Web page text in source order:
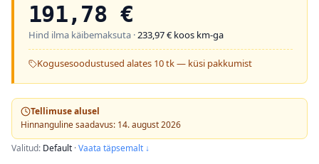
191,78 €
Hind ilma käibemaksuta ·233,97€ koos km-ga
Kogusesoodustused alates 10 tk — küsi pakkumist
Tellimuse alusel
Hinnanguline saadavus: 14. august 2026
Valitud: Default ·Vaata täpsemalt ↓